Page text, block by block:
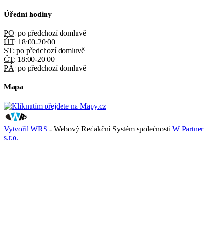
Úřední hodiny
PO: po předchozí domluvě
ÚT: 18:00-20:00
ST: po předchozí domluvě
ČT: 18:00-20:00
PÁ: po předchozí domluvě
Mapa
Vytvořil WRS - Webový Redakční Systém společnosti W Partner
s.r.o.